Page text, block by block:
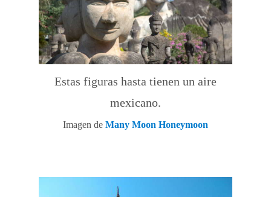
Estas figuras hasta tienen un aire
mexicano.
Imagen de Many Moon Honeymoon